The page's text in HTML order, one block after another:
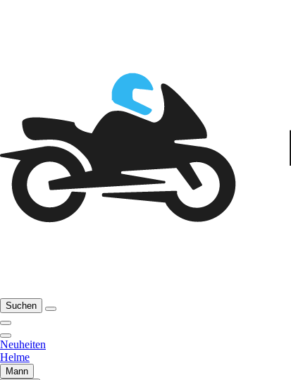
Suchen
Neuheiten
Helme
Mann